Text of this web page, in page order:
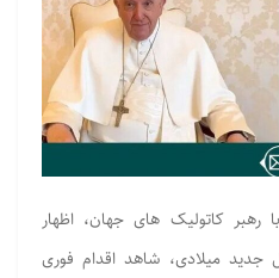
کاتولیک های جهان، اظهار
جدید میلادی، شاهد اقدام فوری